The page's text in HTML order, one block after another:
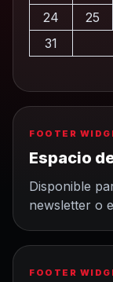
24
25
31
FOOTER
Espacio
Disponible
newsletter o
FOOTER